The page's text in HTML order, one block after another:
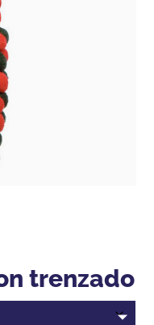
trenzado